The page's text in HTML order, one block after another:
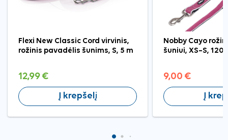
Flexi New Classic Cord virvinis,
rožinis pavadėlis šunims, S, 5 m
12,99 €
Į krepšelį
Nobby Cayo
šuniui, XS–S, 120
9,00 €
Į